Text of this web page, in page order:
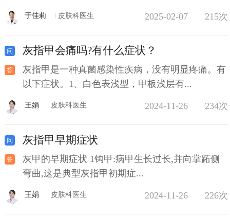
于佳莉 皮肤科医生 2025-02-07 215次
灰指甲会痛吗?有什么症状？
灰指甲是一种真菌感染性疾病，没有明显疼痛。有
以下症状。1、白色表浅型，甲板浅层有...
王娟 皮肤科医生 2024-11-26 234次
灰指甲早期症状
灰甲的早期症状 1钩甲:病甲生长过长,并向掌跖侧
弯曲,这是典型灰指甲初期症...
王娟 皮肤科医生 2024-11-26 226次